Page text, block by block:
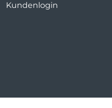
Kundenlogin